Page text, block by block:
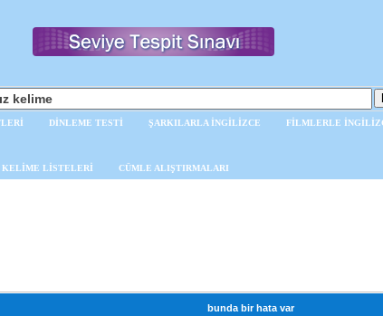
DİNLEME TESTİ ŞARKILARLA İNGİLİZCE FİLMLERLE
KELİME LİSTELERİ CÜMLE ALIŞTIRMALARI
bunda bir hata var